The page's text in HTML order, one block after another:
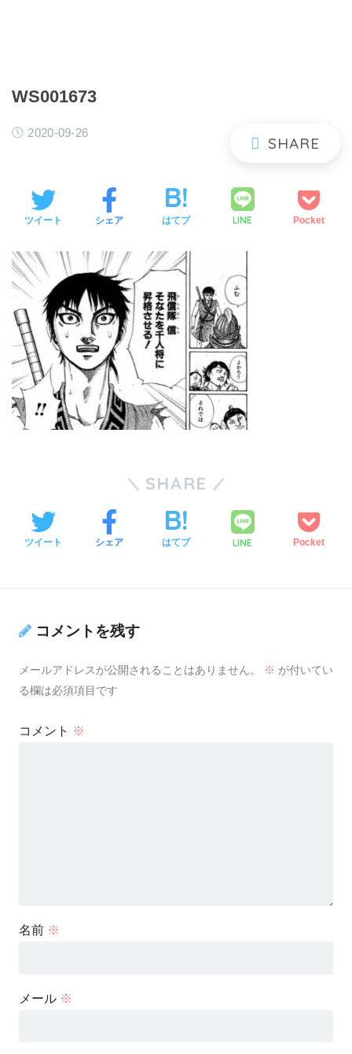
WS001673
2020-09-26
ツイート シェア はてブ LINE Pocket
SHARE
ツイート シェア はてブ LINE Pocket
コメントを残す
メールアドレスが公開されることはありません。 ※ が付いてい
る欄は必須項目です
コメント ※
名前 ※
メール ※